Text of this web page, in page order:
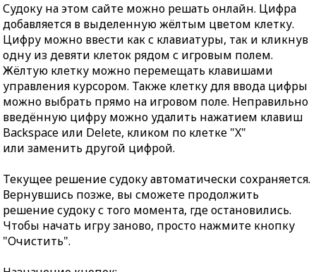
Судоку на этом сайте можно решать онлайн. Цифра
добавляется в выделенную жёлтым цветом клетку.
Цифру можно ввести как с клавиатуры, так и кликнув
одну из девяти клеток рядом с игровым полем.
Жёлтую клетку можно перемещать клавишами
управления курсором. Также клетку для ввода цифры
можно выбрать прямо на игровом поле. Неправильно
введённую цифру можно удалить нажатием клавиш
Backspace или Delete, кликом по клетке "X"
или заменить другой цифрой.
Текущее решение судоку автоматически сохраняется.
Вернувшись позже, вы сможете продолжить
решение судоку с того момента, где остановились.
Чтобы начать игру заново, просто нажмите кнопку
"Очистить".